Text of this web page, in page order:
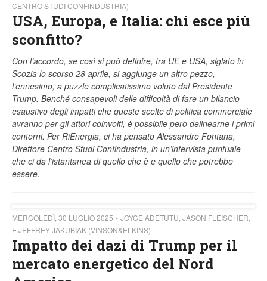
CENTRO STUDI CONFINDUSTRIA)
USA, Europa, e Italia: chi esce più
sconfitto?
Con l’accordo, se così si può definire, tra UE e USA, siglato in
Scozia lo scorso 28 aprile, si aggiunge un altro pezzo,
l’ennesimo, a puzzle complicatissimo voluto dal Presidente
Trump. Benché consapevoli delle difficoltà di fare un bilancio
esaustivo degli impatti che queste scelte di politica commerciale
avranno per gli attori coinvolti, è possibile però delinearne i primi
contorni. Per RiEnergia, ci ha pensato Alessandro Fontana,
Direttore Centro Studi Confindustria, in un’intervista puntuale
che ci da l’istantanea di quello che è e quello che potrebbe
essere.
MERCOLEDÌ, 30 LUGLIO 2025
JOYCE ADETUTU, JASON FLEISCHER,
E JEFFREY JAKUBIAK (VINSON&ELKINS)
Impatto dei dazi di Trump per il
mercato energetico del Nord